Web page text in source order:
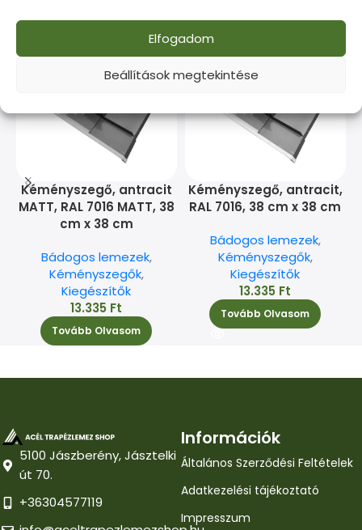
Elfogadom
Beállítások megtekintése
Kéményszegő, antracit
MATT, RAL 7016 MATT, 38
cm x 38 cm
Bádogos lemezek,
Kéményszegők,
Kiegészítők
13.335 Ft
Tovább Olvasom
ELFOGYOTT
Kéményszegő, antracit,
RAL 7016, 38 cm x 38 cm
Bádogos lemezek,
Kéményszegők,
Kiegészítők
13.335 Ft
Tovább Olvasom
5100 Jászberény, Jásztelki
út 70.
+36304577119
Információk
Általános Szerződési Feltételek
Adatkezelési tájékoztató
Impresszum